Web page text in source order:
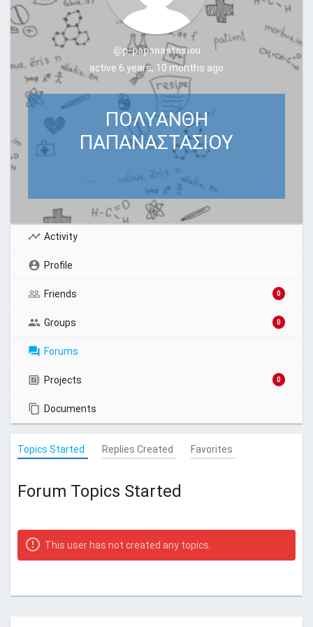
@p-papanastasiou
active 6 years, 10 months ago
ΠΟΛΥΑΝΘΗ
ΠΑΠΑΝΑΣΤΑΣΙΟΥ
Activity
Profile
Friends 0
Groups 0
Forums
Projects 0
Documents
Topics Started Replies Created Favorites
Forum Topics Started
This user has not created any topics.